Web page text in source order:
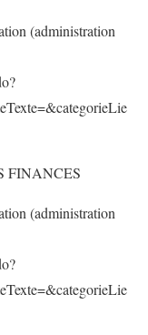
(administration
FINANCES
(administration